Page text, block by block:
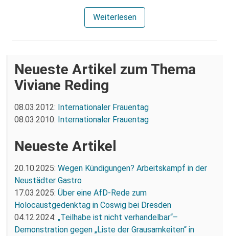
Weiterlesen
Neueste Artikel zum Thema
Viviane Reding
08.03.2012: Internationaler Frauentag
08.03.2010: Internationaler Frauentag
Neueste Artikel
20.10.2025: Wegen Kündigungen? Arbeitskampf in der
Neustädter Gastro
17.03.2025: Über eine AfD-Rede zum
Holocaustgedenktag in Coswig bei Dresden
04.12.2024: „Teilhabe ist nicht verhandelbar“–
Demonstration gegen „Liste der Grausamkeiten“ in